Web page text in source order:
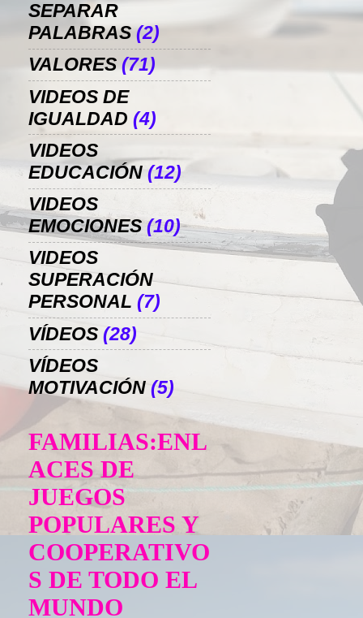
SEPARAR
PALABRAS (2)
VALORES (71)
VIDEOS DE
IGUALDAD (4)
VIDEOS
EDUCACIÓN (12)
VIDEOS
EMOCIONES (10)
VIDEOS
SUPERACIÓN
PERSONAL (7)
VÍDEOS (28)
VÍDEOS
MOTIVACIÓN (5)
FAMILIAS:ENL
ACES DE
JUEGOS
POPULARES Y
COOPERATIVO
S DE TODO EL
MUNDO